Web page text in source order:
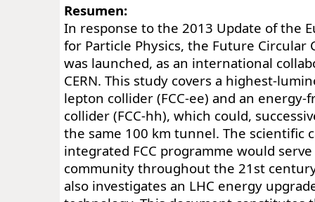
Resumen:
In response to the 2013 Update of the
for Particle Physics, the Future Circular
was launched, as an international
CERN. This study covers a highest-
lepton collider (FCC-ee) and an
collider (FCC-hh), which could,
the same 100 km tunnel. The scientific
integrated FCC programme would
community throughout the 21st
also investigates an LHC energy